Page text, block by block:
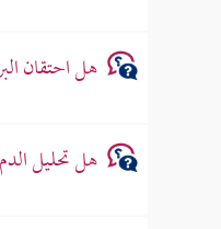
هل احتقان
هل تحليل